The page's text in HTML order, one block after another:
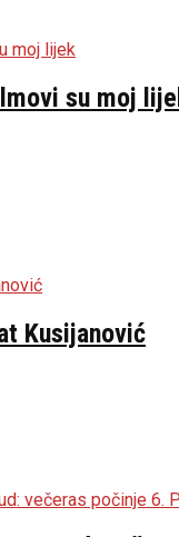
su moj
Kusijanović